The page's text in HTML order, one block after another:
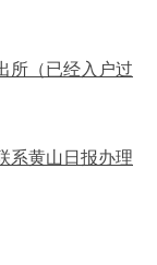
所（已经入户过
系黄山日报办理